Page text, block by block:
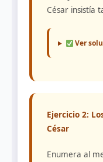
César insistía
Ver
Ejercicio 2:
César
Enumera al